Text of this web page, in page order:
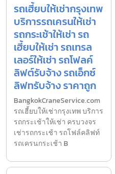
รถเฮี้ยบให้เช่ากรุงเทพ
บริการรถเครนให้เช่า
รถกระเช้าให้เช่า รถ
เฮี้ยบให้เช่า รถเทรล
เลอร์ให้เช่า รถโฟลค์
ลิฟต์รับจ้าง รถเอ็กซ์
ลิฟทรับจ้าง ราคาถูก
BangkokCraneService.com
รถเฮี้ยบให้เช่ากรุงเทพ บริการ
รถกระเช้าให้เช่า ครบวงจร
เช่ารถกระเช้า รถโฟล์คลิฟท์
รถเครนกระเช้า B